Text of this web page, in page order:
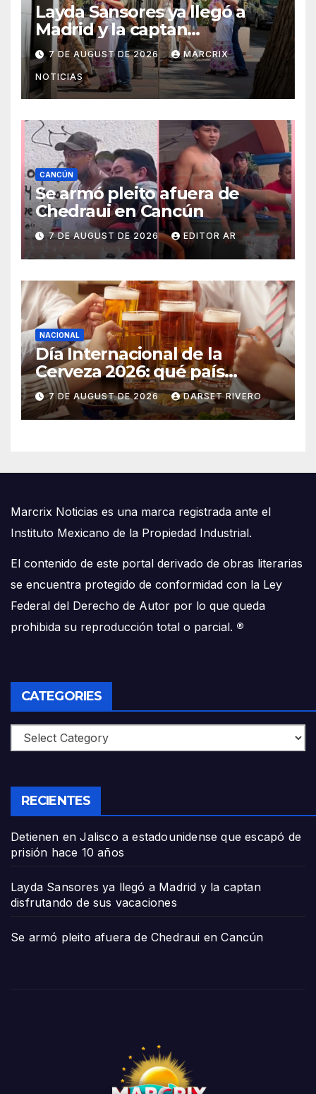
Layda Sansores ya llegó a
Madrid y la captan
disfrutando de sus
vacaciones
7 DE AUGUST DE 2026 MARCRIX
NOTICIAS
CANCÚN
Se armó pleito afuera de
Chedraui en Cancún
7 DE AUGUST DE 2026 EDITOR AR
NACIONAL
Día Internacional de la
Cerveza 2026: qué país
consume más y qué lugar
ocupa México
7 DE AUGUST DE 2026 DARSET RIVERO
Marcrix Noticias es una marca registrada ante el
Instituto Mexicano de la Propiedad Industrial.
El contenido de este portal derivado de obras literarias
se encuentra protegido de conformidad con la Ley
Federal del Derecho de Autor por lo que queda
prohibida su reproducción total o parcial. ®
CATEGORIES
Categories
RECIENTES
Detienen en Jalisco a estadounidense que escapó de
prisión hace 10 años
Layda Sansores ya llegó a Madrid y la captan
disfrutando de sus vacaciones
Se armó pleito afuera de Chedraui en Cancún